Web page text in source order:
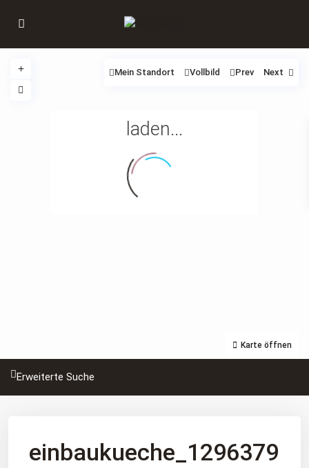
laden...
Karte öffnen
Mein Standort Vollbild Prev Next
Erweiterte Suche
einbaukueche_1296379